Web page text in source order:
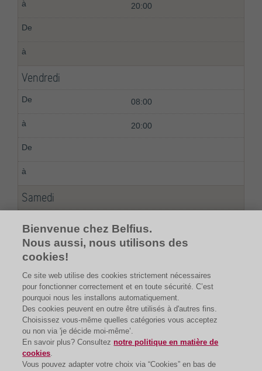
20:00
Vendredi
08:00
20:00
Samedi
12:00
Bienvenue chez Belfius.
Nous aussi, nous utilisons des
cookies!
Ce site web utilise des cookies strictement nécessaires
pour fonctionner correctement et en toute sécurité. C’est
pourquoi nous les installons automatiquement.
Des cookies peuvent en outre être utilisés à d'autres fins.
Choisissez vous-même quelles catégories vous acceptez
ou non via 'je décide moi-même’.
En savoir plus? Consulteznotre politique en matière de
cookies.
Vous pouvez adapter votre choix via “Cookies” en bas de